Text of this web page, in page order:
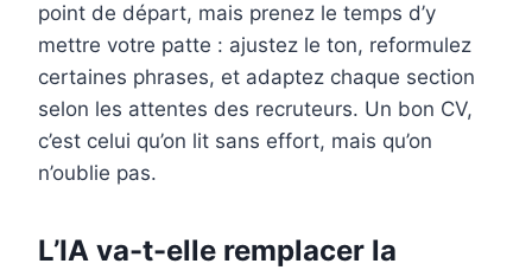
point de départ, mais prenez le temps d’y
mettre votre patte : ajustez le ton, reformulez
certaines phrases, et adaptez chaque section
selon les attentes des recruteurs. Un bon CV,
c’est celui qu’on lit sans effort, mais qu’on
n’oublie pas.
L’IA va-t-elle remplacer la